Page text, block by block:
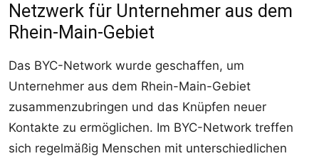
Netzwerk für Unternehmer aus dem
Rhein-Main-Gebiet
Das BYC-Network wurde geschaffen, um
Unternehmer aus dem Rhein-Main-Gebiet
zusammenzubringen und das Knüpfen neuer
Kontakte zu ermöglichen. Im BYC-Network treffen
sich regelmäßig Menschen mit unterschiedlichen